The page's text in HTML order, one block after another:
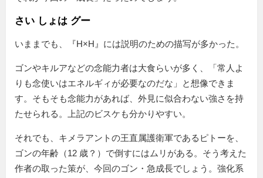
さい しょは グー
いままでも、『H×H』には説明のための描写が多かった。
ゴンやキルアなどの念能力者は大食らいが多く、「常人よ
りも念使いはエネルギィが必要なのだな」と想像できま
す。そもそも念能力があれば、外見に似合わない強さを持
たせられる。上記のビスケも分かりやすい。
それでも、キメラアントの王直属護衛軍であるピトーを、
ゴンの年齢（12 歳？）で倒すにはムリがある。そう考えた
作者の取った策が、今回のゴン・急成長でしょう。強化系